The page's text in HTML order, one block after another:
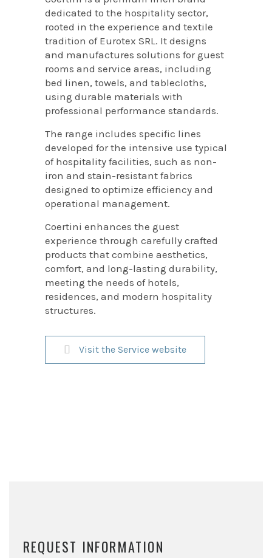
dedicated to the hospitality sector,
rooted in the experience and textile
tradition of Eurotex SRL. It designs
and manufactures solutions for guest
rooms and service areas, including
bed linen, towels, and tablecloths,
using durable materials with
professional performance standards.
The range includes specific lines
developed for the intensive use typical
of hospitality facilities, such as non-
iron and stain-resistant fabrics
designed to optimize efficiency and
operational management.
Coertini enhances the guest
experience through carefully crafted
products that combine aesthetics,
comfort, and long-lasting durability,
meeting the needs of hotels,
residences, and modern hospitality
structures.
Visit the Service website
REQUEST INFORMATION